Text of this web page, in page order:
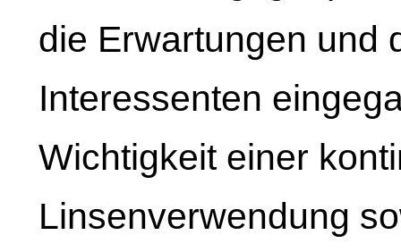
die Erwartungen und
Interessenten
Wichtigkeit einer
Linsenverwendung